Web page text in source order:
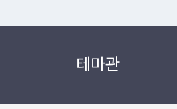
테마관